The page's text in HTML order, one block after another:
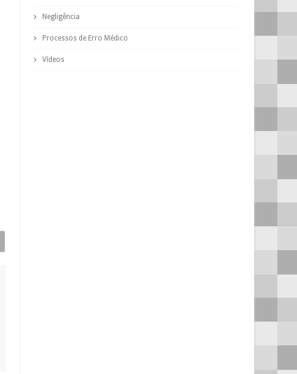
Negligência
Processos de Erro Médico
Vídeos